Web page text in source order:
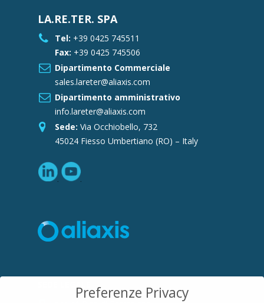
LA.RE.TER. SPA
Tel: +39 0425 745511
Fax: +39 0425 745506
Dipartimento Commerciale
sales.lareter@aliaxis.com
Dipartimento amministrativo
info.lareter@aliaxis.com
Sede: Via Occhiobello, 732
45024 Fiesso Umbertiano (RO) – Italy
Preferenze Privacy